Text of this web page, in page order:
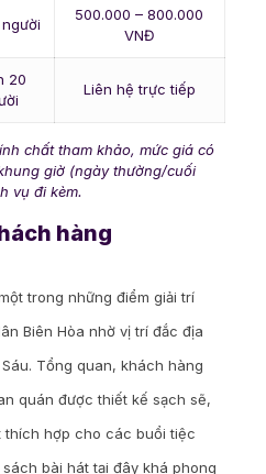
500.000 – 800.000
VNĐ
20
Liên hệ trực tiếp
chất tham khảo, mức giá có
giờ (ngày thường/cuối
vụ đi kèm.
hàng
trong những điểm giải trí
Biên Hòa nhờ vị trí đắc địa
Tổng quan, khách hàng
quán được thiết kế sạch sẽ,
thích hợp cho các buổi tiệc
bài hát tại đây khá phong